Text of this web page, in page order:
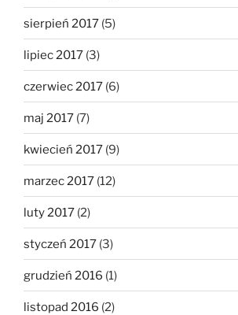
sierpień 2017 (5)
lipiec 2017 (3)
czerwiec 2017 (6)
maj 2017 (7)
kwiecień 2017 (9)
marzec 2017 (12)
luty 2017 (2)
styczeń 2017 (3)
grudzień 2016 (1)
listopad 2016 (2)